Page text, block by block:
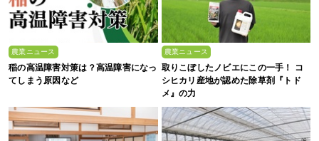
農業ニュース
稲の高温障害対策は？高温障害になっ
てしまう原因など
農業ニュース
取りこぼしたノビエにこの一手！ コ
シヒカリ産地が認めた除草剤『トド
メ』の力